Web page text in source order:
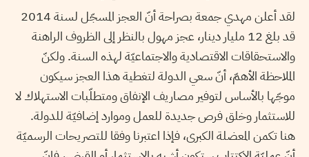
لقد أعلن مهدي جمعة بصراحة أنّ العجز المسجّل لسنة 2014
قد بلغ 12 مليار دينار، عجز مهول بالنظر إلى الظروف الراهنة
والاستحقاقات الاقتصادية والاجتماعيّة لهذه السنة. ولكنّ
الملاحظة الأهمّ، أنّ سعي الدولة لتغطية هذا العجز سيكون
موجّها بالأساس لتوفير مصاريف الإنفاق ومتطلّبات الاستهلاك لا
للاستثمار وخلق فرص جديدة للعمل وموارد إضافيّة للدولة.
هنا تكمن المعضلة الكبرى، فإذا اعتبرنا وفقا للتصريحات الرسميّة